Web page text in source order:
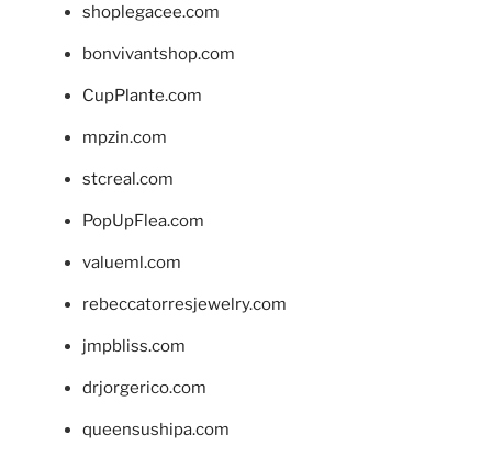
shoplegacee.com
bonvivantshop.com
CupPlante.com
mpzin.com
stcreal.com
PopUpFlea.com
valueml.com
rebeccatorresjewelry.com
jmpbliss.com
drjorgerico.com
queensushipa.com